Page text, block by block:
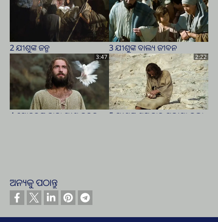
2 ଯୀଶୁଙ୍କ ଜନ୍ମ 3 ଯୀଶୁଙ୍କ ବାଲ୍ୟ ଜୀବନ
3:47
4 ଯୋହନଙ୍କ ଦ୍ୱାରା ଯୀଶୁ ଡୁବନ
2:22
5 ଯୀଶୁଙ୍କୁ ଶୟତାନ ପରୀକ୍ଷା କଲା
6 ଧର୍ମ ଶାସ୍ତ୍ରରେ ଲେଖାଯାଇଥିବା
ବିଷୟ ସଫଳ ହେବାକୁ ଯୀଶୁ
ଘୋଷଣା କଲେ।
ଅନ୍ୟକୁ ପଠାନ୍ତୁ